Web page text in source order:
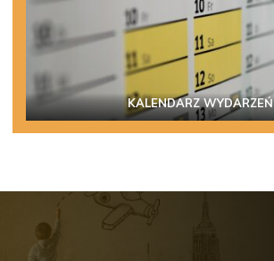
KALENDARZ WYDARZEŃ